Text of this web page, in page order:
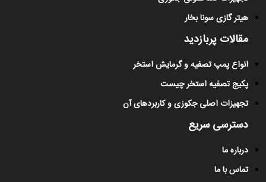
هیتر گازی سونا بخار
مقالات پربازدید
انواع پمپ تصفیه و گرمایش استخر
پکیج تصفیه استخر چیست
تجهیزات اصلی جکوزی و کاربردهای آن
دسترسی سریع
درباره ما
تماس با ما